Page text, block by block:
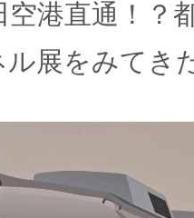
港直通！？
展をみてき